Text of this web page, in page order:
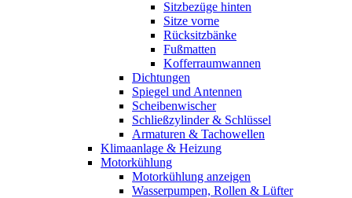
Sitzbezüge hinten
Sitze vorne
Rücksitzbänke
Fußmatten
Kofferraumwannen
Dichtungen
Spiegel und Antennen
Scheibenwischer
Schließzylinder & Schlüssel
Armaturen & Tachowellen
Klimaanlage & Heizung
Motorkühlung
Motorkühlung anzeigen
Wasserpumpen, Rollen & Lüfter